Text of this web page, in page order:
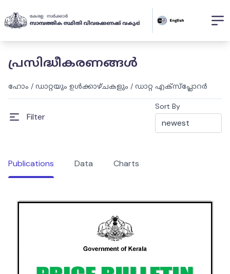
പ്രസിദ്ധീകരണങ്ങൾ
ഹോം / ഡാറ്റയും ഉൾക്കാഴ്ചകളും / ഡാറ്റ എക്സ്പ്ലോറർ
Filter
Sort By
Publications Data Charts